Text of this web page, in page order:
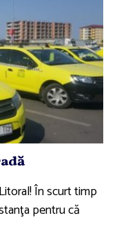
În scurt timp
pentru că